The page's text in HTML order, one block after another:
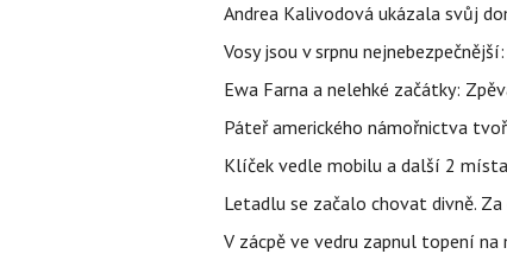
Andrea Kalivodová ukázala svůj
Vosy jsou v srpnu
Ewa Farna a nelehké začátky:
Páteř amerického námořnictva
Klíček vedle mobilu a další 2
Letadlu se začalo chovat divně.
V zácpě ve vedru zapnul topení